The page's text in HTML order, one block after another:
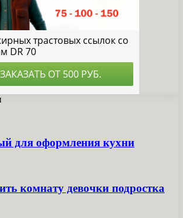
для оформления кухни
комнату девочки подростка